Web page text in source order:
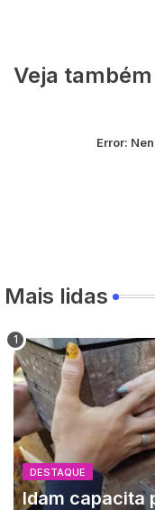
Veja também
Error:
Mais lidas
DESTAQUE
Idam capacita